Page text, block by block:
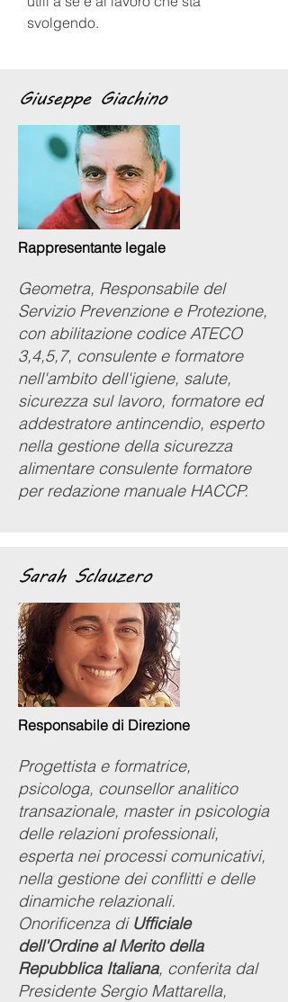
svolgendo.
Giuseppe Giachino
Rappresentante legale
Geometra, Responsabile del
Servizio Prevenzione e Protezione,
con abilitazione codice ATECO
3,4,5,7, consulente e formatore
nell'ambito dell'igiene, salute,
sicurezza sul lavoro, formatore ed
addestratore antincendio, esperto
nella gestione della sicurezza
alimentare consulente formatore
per redazione manuale HACCP.
Sarah Sclauzero
Responsabile di Direzione
Progettista e formatrice,
psicologa, counsellor analitico
transazionale, master in psicologia
delle relazioni professionali,
esperta nei processi comunicativi,
nella gestione dei conflitti e delle
dinamiche relazionali.
Onorificenza di Ufficiale
dell'Ordine al Merito della
Repubblica Italiana, conferita dal
Presidente Sergio Mattarella,